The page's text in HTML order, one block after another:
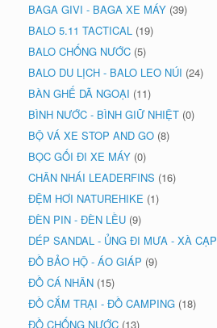
BAGA GIVI - BAGA XE MÁY (39)
BALO 5.11 TACTICAL (19)
BALO CHỐNG NƯỚC (5)
BALO DU LỊCH - BALO LEO NÚI (24)
BÀN GHẾ DÃ NGOẠI (11)
BÌNH NƯỚC - BÌNH GIỮ NHIỆT (0)
BỘ VÁ XE STOP AND GO (8)
BỌC GỐI ĐI XE MÁY (0)
CHÂN NHÁI LEADERFINS (16)
ĐỆM HƠI NATUREHIKE (1)
ĐÈN PIN - ĐÈN LỀU (9)
DÉP SANDAL - ỦNG ĐI MƯA - XÀ CẠP
ĐỒ BẢO HỘ - ÁO GIÁP (9)
ĐỒ CÁ NHÂN (15)
ĐỒ CẮM TRẠI - ĐỒ CAMPING (18)
ĐỒ CHỐNG NƯỚC (13)